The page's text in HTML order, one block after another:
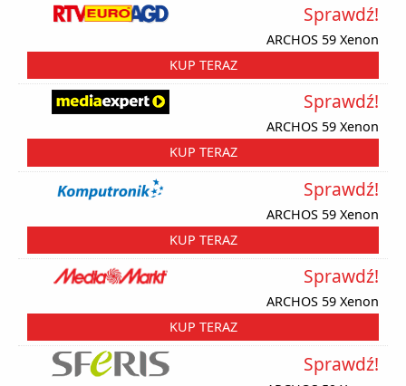
ARCHOS 59 Xenon
Sprawdź!
KUP TERAZ
ARCHOS 59 Xenon
Sprawdź!
KUP TERAZ
ARCHOS 59 Xenon
Sprawdź!
KUP TERAZ
ARCHOS 59 Xenon
Sprawdź!
KUP TERAZ
Sprawdź!